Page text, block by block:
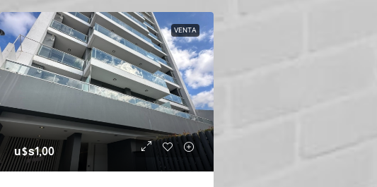
VENTA
u$s1,00